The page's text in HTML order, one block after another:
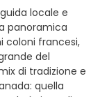
locale e
panoramica
coloni francesi,
del
di tradizione e
quella